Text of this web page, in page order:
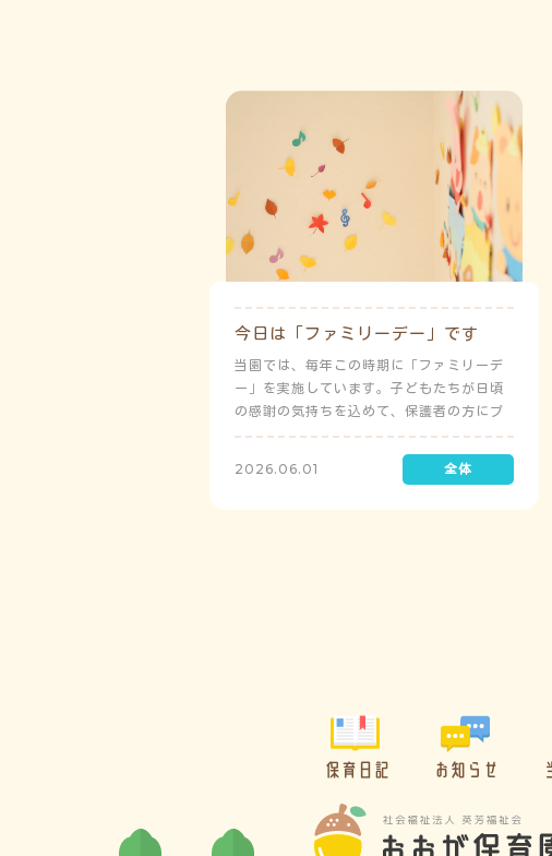
今日は「ファミリーデー」です
当園では、毎年この時期に「ファミリーデ
ー」を実施しています。子どもたちが日頃
の感謝の気持ちを込めて、保護者の方にプ
レゼントを制作して渡します。
2026.06.01
保育日記 お知らせ